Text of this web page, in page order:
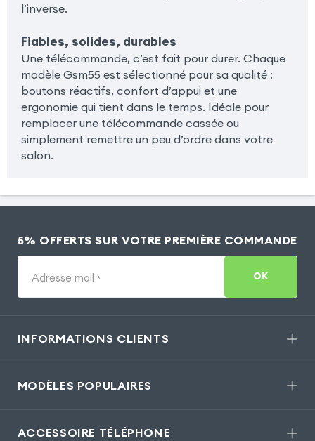
l’inverse.
Fiables, solides, durables
Une télécommande, c’est fait pour durer. Chaque
modèle Gsm55 est sélectionné pour sa qualité :
boutons réactifs, confort d’appui et une
ergonomie qui tient dans le temps. Idéale pour
remplacer une télécommande cassée ou
simplement remettre un peu d’ordre dans votre
salon.
5% OFFERTS SUR VOTRE PREMIÈRE COMMANDE
Adresse mail * OK
INFORMATIONS CLIENTS
MODÈLES POPULAIRES
ACCESSOIRE TÉLÉPHONE